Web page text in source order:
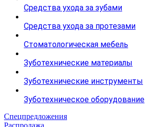
Средства ухода за зубами
Средства ухода за протезами
Стоматологическая мебель
Зуботехнические материалы
Зуботехнические инструменты
Зуботехническое оборудование
Спецпредложения
Распродажа